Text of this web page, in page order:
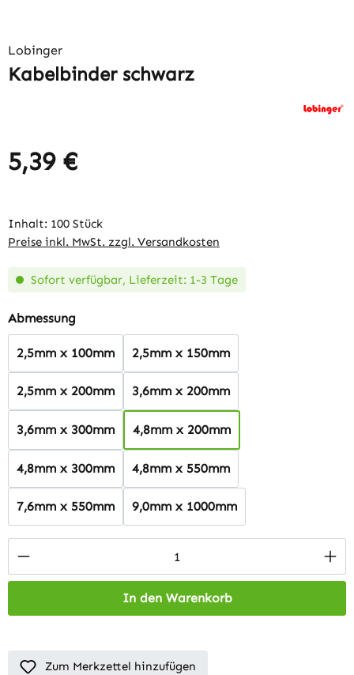
Lobinger
Kabelbinder schwarz
Regulärer Preis:
5,39 €
Inhalt: 100 Stück
Preise inkl. MwSt. zzgl. Versandkosten
Sofort verfügbar, Lieferzeit: 1-3 Tage
Abmessung
2,5mm x 100mm 2,5mm x 150mm
2,5mm x 200mm 3,6mm x 200mm
3,6mm x 300mm 4,8mm x 200mm
4,8mm x 300mm 4,8mm x 550mm
7,6mm x 550mm 9,0mm x 1000mm
Produkt Anzahl: Gib den gewünschten
In den Warenkorb
Zum Merkzettel hinzufügen